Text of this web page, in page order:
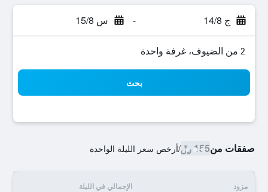
ج 14/8 - س 15/8
2 من الضيوف، غرفة واحدة
بحث
صفقات من155 ﷼ /أرخص سعر الليلة الواحدة
مزود الإجمالي في الليلة